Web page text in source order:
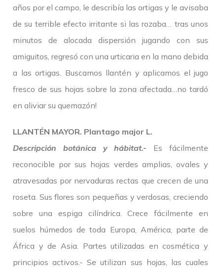
años por el campo, le describía las ortigas y le avisaba
de su terrible efecto irritante si las rozaba… tras unos
minutos de alocada dispersión jugando con sus
amiguitos, regresó con una urticaria en la mano debida
a las ortigas. Buscamos llantén y aplicamos el jugo
fresco de sus hojas sobre la zona afectada…no tardó
en aliviar su quemazón!
LLANTÉN MAYOR. Plantago major L.
Descripción botánica y hábitat.- Es fácilmente
reconocible por sus hojas verdes amplias, ovales y
atravesadas por nervaduras rectas que crecen de una
roseta. Sus flores son pequeñas y verdosas, creciendo
sobre una espiga cilíndrica. Crece fácilmente en
suelos húmedos de toda Europa, América, parte de
África y de Asia. Partes utilizadas en cosmética y
principios activos.- Se utilizan sus hojas, las cuales